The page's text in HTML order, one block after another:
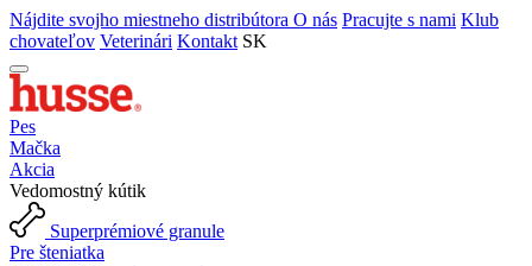
Nájdite svojho miestneho distribútora O nás Pracujte s nami Klub
chovateľov Veterinári Kontakt SK
Pes
Mačka
Akcia
Vedomostný kútik
Superprémiové granule
Pre šteniatka